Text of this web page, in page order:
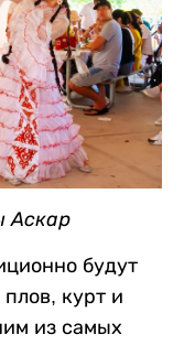
Аскар
будут
курт и
из самых